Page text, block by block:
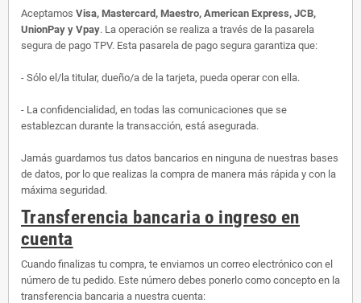
Aceptamos Visa, Mastercard, Maestro, American Express, JCB,
UnionPay y Vpay. La operación se realiza a través de la pasarela
segura de pago TPV. Esta pasarela de pago segura garantiza que:
- Sólo el/la titular, dueño/a de la tarjeta, pueda operar con ella.
- La confidencialidad, en todas las comunicaciones que se
establezcan durante la transacción, está asegurada.
Jamás guardamos tus datos bancarios en ninguna de nuestras bases
de datos, por lo que realizas la compra de manera más rápida y con la
máxima seguridad.
Transferencia bancaria o ingreso en
cuenta
Cuando finalizas tu compra, te enviamos un correo electrónico con el
número de tu pedido. Este número debes ponerlo como concepto en la
transferencia bancaria a nuestra cuenta: